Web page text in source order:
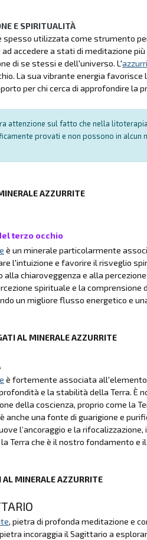
E SPIRITUALITÀ
spesso utilizzata come strumento
ad accedere a stati di meditazione
di se stessi e dell'universo. L'
La sua vibrante energia
per chi cerca di approfondire la
attenzione sul fatto che nella
provati e non possono in
AZZURRITE
terzo occhio
è un minerale particolarmente
l'intuizione e favorire il risveglio
alla chiaroveggenza e alla
spirituale e la comprensione
un migliore flusso energetico e
AL MINERALE AZZURRITE
è fortemente associata all'elemento
e la stabilità della Terra. È
della coscienza, proprio come la
anche una fonte di guarigione e
l’ancoraggio e la
Terra che è il nostro fondamento
AL MINERALE AZZURRITE
, pietra di profonda meditazione e
incoraggia il Sagittario a